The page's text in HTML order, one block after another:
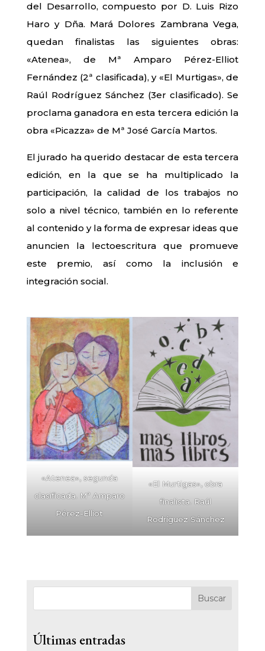
del Desarrollo, compuesto por D. Luis Rizo
Haro y Dña. Mará Dolores Zambrana Vega,
quedan finalistas las siguientes obras:
«Atenea», de Mª Amparo Pérez-Elliot
Fernández (2ª clasificada), y «El Murtigas», de
Raúl Rodríguez Sánchez (3er clasificado). Se
proclama ganadora en esta tercera edición la
obra «Picazza» de Mª José García Martos.
El jurado ha querido destacar de esta tercera
edición, en la que se ha multiplicado la
participación, la calidad de los trabajos no
solo a nivel técnico, también en lo referente
al contenido y la forma de expresar ideas que
anuncien la lectoescritura que promueve
este premio, así como la inclusión e
integración social.
«Atenea», segunda
clasificada. Mª Amparo
Pérez-Elliot
«El Murtigas», obra
finalista. Raúl
Rodríguez Sánchez
Buscar
Últimas entradas